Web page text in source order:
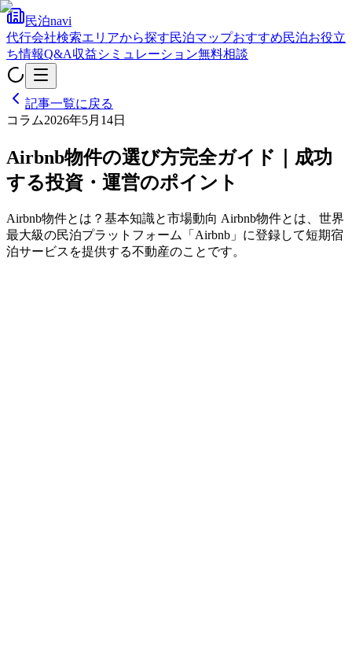
民泊navi
代行会社検索エリアから探す民泊マップおすすめ民泊お役立
ち情報Q&A収益シミュレーション無料相談
記事一覧に戻る
コラム2026年5月14日
Airbnb物件の選び方完全ガイド｜成功
する投資・運営のポイント
Airbnb物件とは？基本知識と市場動向 Airbnb物件とは、世界
最大級の民泊プラットフォーム「Airbnb」に登録して短期宿
泊サービスを提供する不動産のことです。